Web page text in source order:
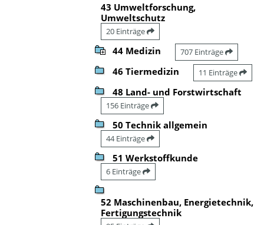
43 Umweltforschung,
Umweltschutz
20 Einträge
44 Medizin 707 Einträge
46 Tiermedizin 11 Einträge
48 Land- und Forstwirtschaft
156 Einträge
50 Technik allgemein
44 Einträge
51 Werkstoffkunde
6 Einträge
52 Maschinenbau, Energietechnik,
Fertigungstechnik